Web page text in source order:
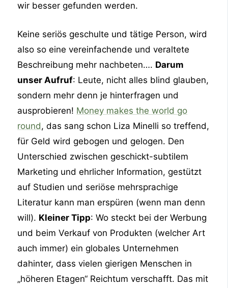
wir besser gefunden werden.
Keine seriös geschulte und tätige Person, wird
also so eine vereinfachende und veraltete
Beschreibung mehr nachbeten…. Darum
unser Aufruf: Leute, nicht alles blind glauben,
sondern mehr denn je hinterfragen und
ausprobieren! Money makes the world go
round, das sang schon Liza Minelli so treffend,
für Geld wird gebogen und gelogen. Den
Unterschied zwischen geschickt-subtilem
Marketing und ehrlicher Information, gestützt
auf Studien und seriöse mehrsprachige
Literatur kann man erspüren (wenn man denn
will). Kleiner Tipp: Wo steckt bei der Werbung
und beim Verkauf von Produkten (welcher Art
auch immer) ein globales Unternehmen
dahinter, dass vielen gierigen Menschen in
„höheren Etagen“ Reichtum verschafft. Das mit